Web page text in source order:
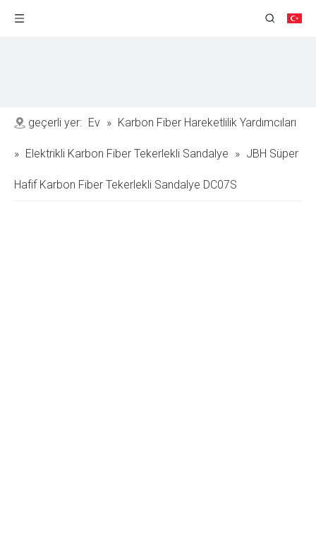
geçerli yer: Ev » Karbon Fiber Hareketlilik Yardımcıları
» Elektrikli Karbon Fiber Tekerlekli Sandalye » JBH Süper
Hafif Karbon Fiber Tekerlekli Sandalye DC07S